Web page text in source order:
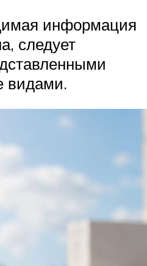
информация
следует
видами.